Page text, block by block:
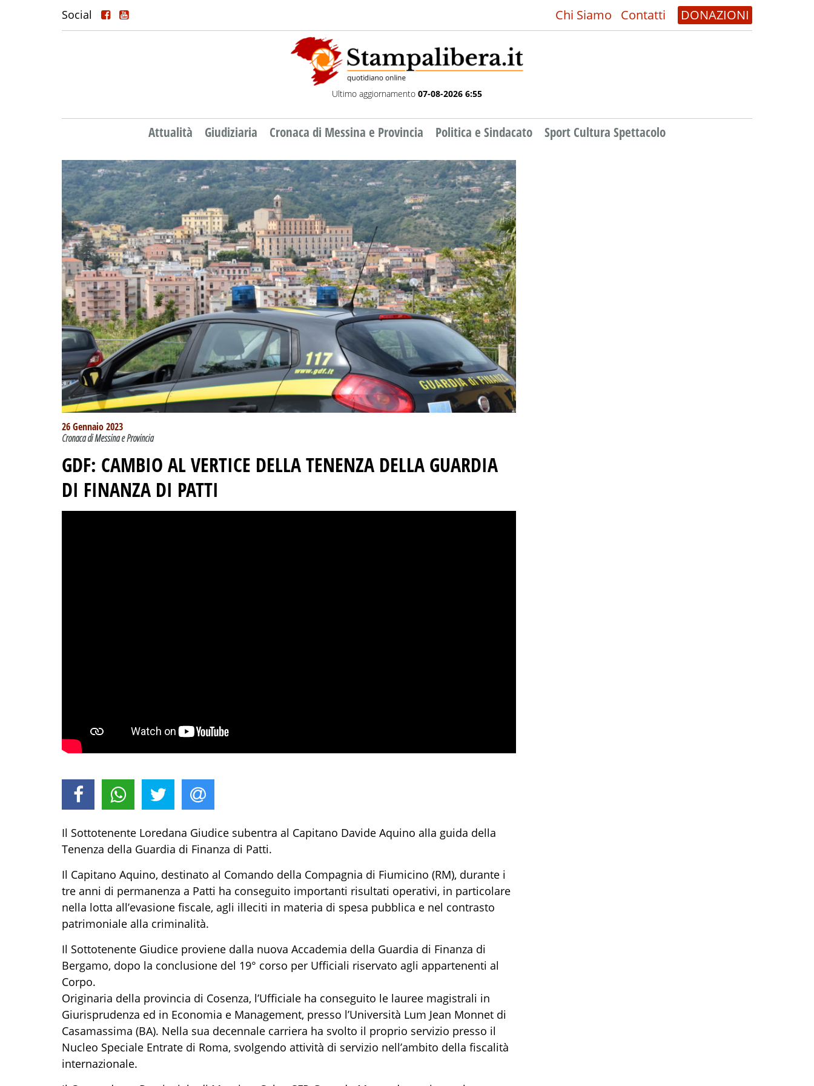
Social Chi Siamo Contatti DONAZIONI
Ultimo aggiornamento 07-08-2026 6:55
Attualità Giudiziaria Cronaca di Messina e Provincia Politica e Sindacato Sport Cultura Spettacolo
26 Gennaio 2023
Cronaca di Messina e Provincia
GDF: CAMBIO AL VERTICE DELLA TENENZA DELLA GUARDIA
DI FINANZA DI PATTI
Il Sottotenente Loredana Giudice subentra al Capitano Davide Aquino alla guida della
Tenenza della Guardia di Finanza di Patti.
Il Capitano Aquino, destinato al Comando della Compagnia di Fiumicino (RM), durante i
tre anni di permanenza a Patti ha conseguito importanti risultati operativi, in particolare
nella lotta all’evasione fiscale, agli illeciti in materia di spesa pubblica e nel contrasto
patrimoniale alla criminalità.
Il Sottotenente Giudice proviene dalla nuova Accademia della Guardia di Finanza di
Bergamo, dopo la conclusione del 19° corso per Ufficiali riservato agli appartenenti al
Corpo.
Originaria della provincia di Cosenza, l’Ufficiale ha conseguito le lauree magistrali in
Giurisprudenza ed in Economia e Management, presso l’Università Lum Jean Monnet di
Casamassima (BA). Nella sua decennale carriera ha svolto il proprio servizio presso il
Nucleo Speciale Entrate di Roma, svolgendo attività di servizio nell’ambito della fiscalità
internazionale.